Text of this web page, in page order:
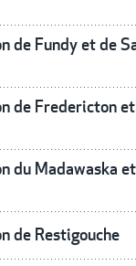
de Fundy et de
de Fredericton
du Madawaska
de Restigouche